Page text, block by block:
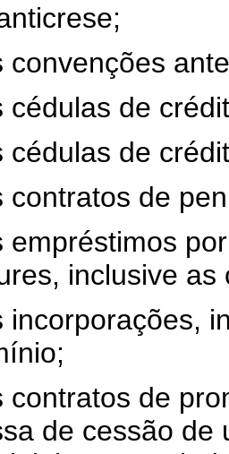
convenções
cédulas de
cédulas de
contratos de
empréstimos
inclusive
incorporações,
contratos de
de cessão de